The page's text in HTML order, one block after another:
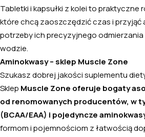
Tabletki i kapsułki z kolei to praktyczne
które chcą zaoszczędzić czas i przyjąć
potrzeby ich precyzyjnego
wodzie.
Aminokwasy – sklep Muscle Zone
Szukasz dobrej jakości suplementu
Sklep Muscle Zone oferuje bogaty
od renomowanych producentów, w
(BCAA/EAA) i pojedyncze
formom i pojemnościom z łatwością